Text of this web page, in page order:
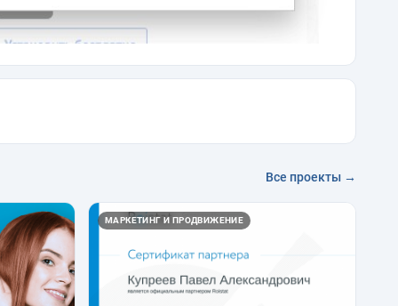
Все проекты →
МАРКЕТИНГ И ПРОДВИЖЕНИЕ